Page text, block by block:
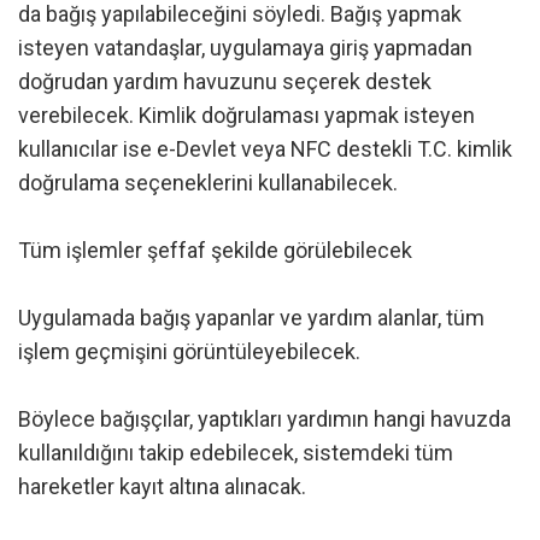
da bağış yapılabileceğini söyledi. Bağış yapmak
isteyen vatandaşlar, uygulamaya giriş yapmadan
doğrudan yardım havuzunu seçerek destek
verebilecek. Kimlik doğrulaması yapmak isteyen
kullanıcılar ise e-Devlet veya NFC destekli T.C. kimlik
doğrulama seçeneklerini kullanabilecek.
Tüm işlemler şeffaf şekilde görülebilecek
Uygulamada bağış yapanlar ve yardım alanlar, tüm
işlem geçmişini görüntüleyebilecek.
Böylece bağışçılar, yaptıkları yardımın hangi havuzda
kullanıldığını takip edebilecek, sistemdeki tüm
hareketler kayıt altına alınacak.